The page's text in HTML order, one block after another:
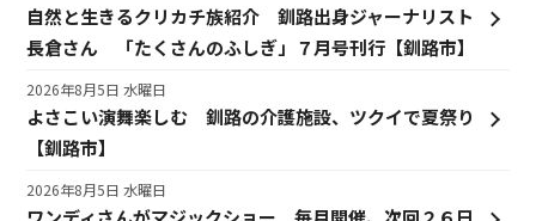
自然と生きるクリカチ族紹介 釧路出身ジャーナリスト
長倉さん 「たくさんのふしぎ」７月号刊行【釧路市】
よさこい演舞楽しむ 釧路の介護施設、ツクイで夏祭り
【釧路市】
2026年8月5日 水曜日
2026年8月5日 水曜日